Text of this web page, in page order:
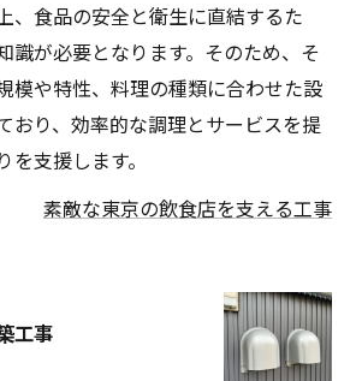
、食品の安全と衛生に直結するた
識が必要となります。そのため、そ
模や特性、料理の種類に合わせた設
おり、効率的な調理とサービスを提
支援します。
素敵な東京の飲食店を支える工事
工事